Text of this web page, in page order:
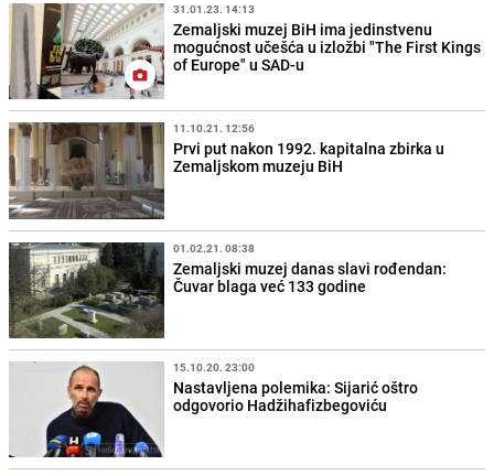
31.01.23. 14:13
Zemaljski muzej BiH ima jedinstvenu
mogućnost učešća u izložbi "The First Kings
of Europe" u SAD-u
11.10.21. 12:56
Prvi put nakon 1992. kapitalna zbirka u
Zemaljskom muzeju BiH
01.02.21. 08:38
Zemaljski muzej danas slavi rođendan:
Čuvar blaga već 133 godine
15.10.20. 23:00
Nastavljena polemika: Sijarić oštro
odgovorio Hadžihafizbegoviću